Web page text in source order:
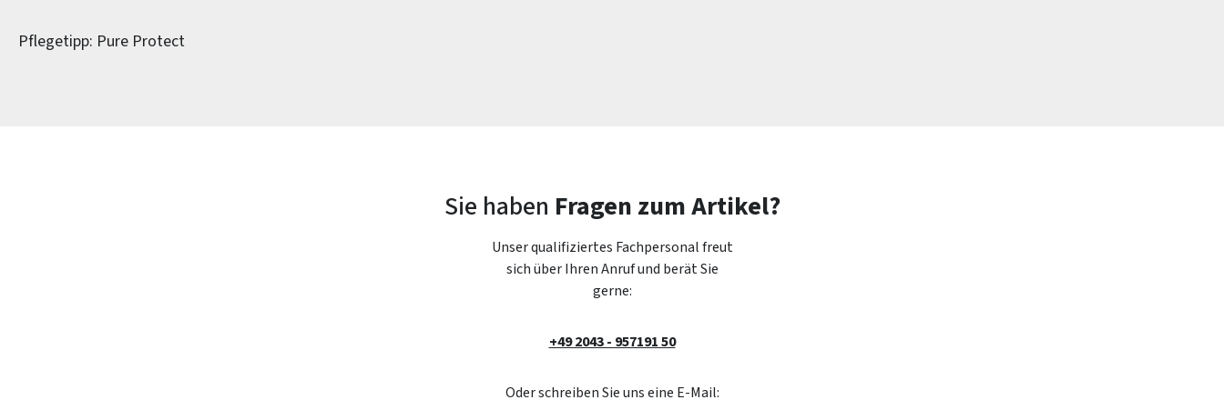
Pflegetipp: Pure Protect
Sie haben Fragen zum Artikel?
Unser qualifiziertes Fachpersonal freut
sich über Ihren Anruf und berät Sie
gerne:
+49 2043 - 957191 50
Oder schreiben Sie uns eine E-Mail: